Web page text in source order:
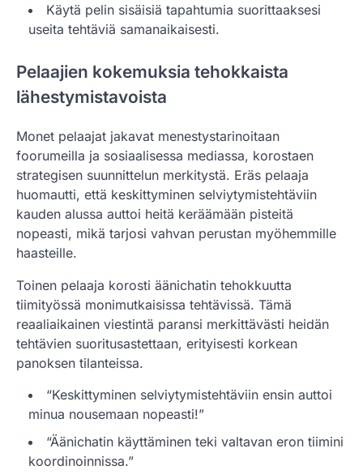
Käytä pelin sisäisiä tapahtumia suorittaaksesi
useita tehtäviä samanaikaisesti.
Pelaajien kokemuksia tehokkaista
lähestymistavoista
Monet pelaajat jakavat menestystarinoitaan
foorumeilla ja sosiaalisessa mediassa, korostaen
strategisen suunnittelun merkitystä. Eräs pelaaja
huomautti, että keskittyminen selviytymistehtäviin
kauden alussa auttoi heitä keräämään pisteitä
nopeasti, mikä tarjosi vahvan perustan myöhemmille
haasteille.
Toinen pelaaja korosti äänichatin tehokkuutta
tiimityössä monimutkaisissa tehtävissä. Tämä
reaaliaikainen viestintä paransi merkittävästi heidän
tehtävien suoritusastettaan, erityisesti korkean
panoksen tilanteissa.
“Keskittyminen selviytymistehtäviin ensin auttoi
minua nousemaan nopeasti!”
“Äänichatin käyttäminen teki valtavan eron tiimini
koordinoinnissa.”